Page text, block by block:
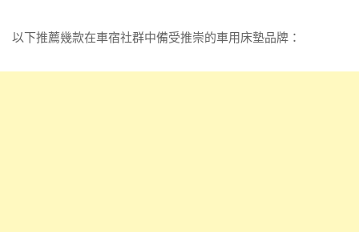
以下推薦幾款在車宿社群中備受推崇的車用床墊品牌：